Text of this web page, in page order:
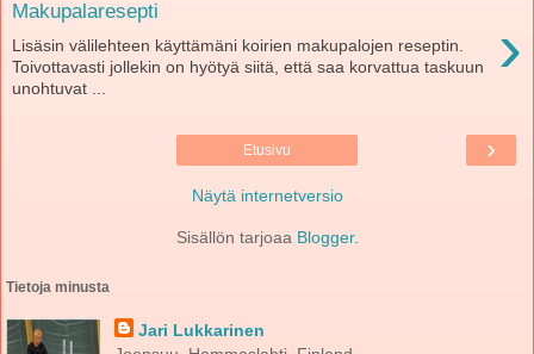
Makupalaresepti ›
Lisäsin välilehteen käyttämäni koirien makupalojen reseptin.
Toivottavasti jollekin on hyötyä siitä, että saa korvattua taskuun
unohtuvat ...
›
Etusivu
Näytä internetversio
Sisällön tarjoaa Blogger.
Tietoja minusta
Jari Lukkarinen